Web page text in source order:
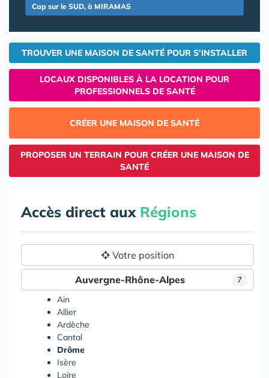
Cap sur le SUD, à MIRAMAS
TROUVER UNE MAISON DE SANTÉ POUR S'INSTALLER
LOCAUX DISPONIBLES À LA LOCATION POUR
PROFESSIONNELS DE SANTÉ
CRÉER UNE MAISON DE SANTÉ
PROPOSER UN TERRAIN POUR CRÉER UNE MAISON DE
SANTÉ
Accès direct aux Régions
Votre position
7
Auvergne-Rhône-Alpes
Ain
Allier
Ardèche
Cantal
Drôme
Isère
Loire